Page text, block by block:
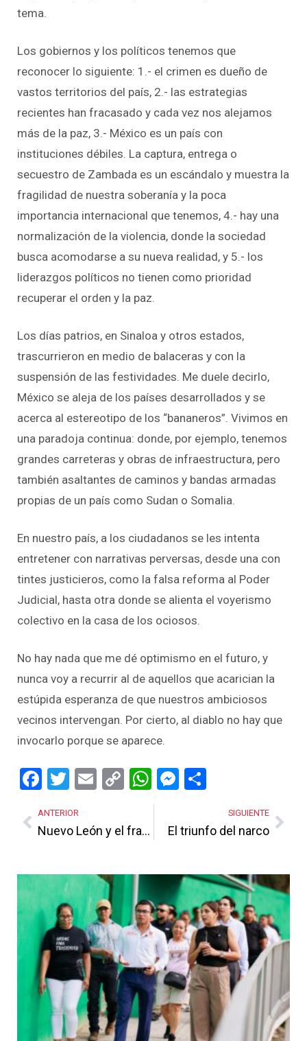
tema.
Los gobiernos y los políticos tenemos que
reconocer lo siguiente: 1.- el crimen es dueño de
vastos territorios del país, 2.- las estrategias
recientes han fracasado y cada vez nos alejamos
más de la paz, 3.- México es un país con
instituciones débiles. La captura, entrega o
secuestro de Zambada es un escándalo y muestra la
fragilidad de nuestra soberanía y la poca
importancia internacional que tenemos, 4.- hay una
normalización de la violencia, donde la sociedad
busca acomodarse a su nueva realidad, y 5.- los
liderazgos políticos no tienen como prioridad
recuperar el orden y la paz.
Los días patrios, en Sinaloa y otros estados,
trascurrieron en medio de balaceras y con la
suspensión de las festividades. Me duele decirlo,
México se aleja de los países desarrollados y se
acerca al estereotipo de los “bananeros”. Vivimos en
una paradoja continua: donde, por ejemplo, tenemos
grandes carreteras y obras de infraestructura, pero
también asaltantes de caminos y bandas armadas
propias de un país como Sudan o Somalia.
En nuestro país, a los ciudadanos se les intenta
entretener con narrativas perversas, desde una con
tintes justicieros, como la falsa reforma al Poder
Judicial, hasta otra donde se alienta el voyerismo
colectivo en la casa de los ociosos.
No hay nada que me dé optimismo en el futuro, y
nunca voy a recurrir al de aquellos que acarician la
estúpida esperanza de que nuestros ambiciosos
vecinos intervengan. Por cierto, al diablo no hay que
invocarlo porque se aparece.
Facebook
Twitter
EmailCopy
Link
WhatsApp
Messenger
ANTERIOR
Nuevo León y el fracaso de la seguridad
SIGUIENTE
El triunfo del narco
Más Noticias